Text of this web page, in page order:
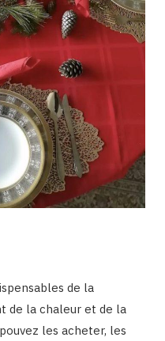
de la
de la chaleur et de la
les acheter, les